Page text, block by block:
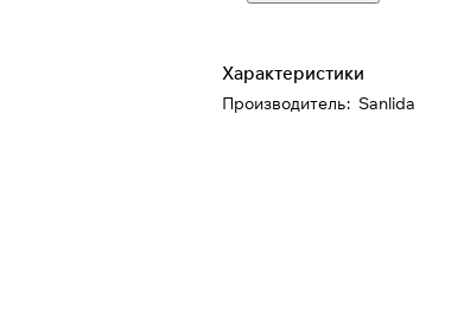
Характеристики
Производитель: Sanlida